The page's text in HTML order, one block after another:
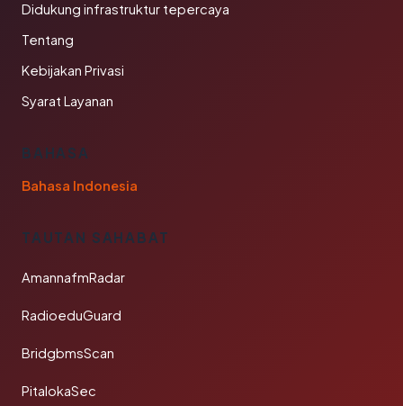
Didukung infrastruktur tepercaya
Tentang
Kebijakan Privasi
Syarat Layanan
BAHASA
Bahasa Indonesia
TAUTAN SAHABAT
AmannafmRadar
RadioeduGuard
BridgbmsScan
PitalokaSec